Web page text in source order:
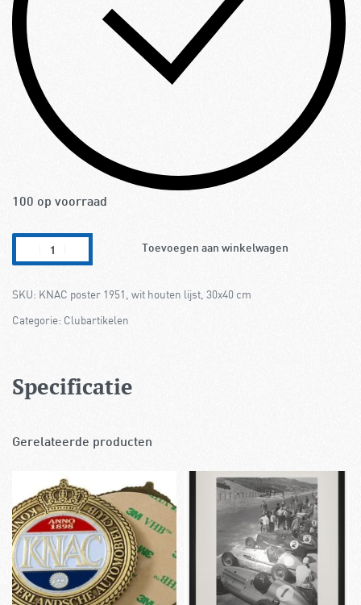
100 op voorraad
Toevoegen aan winkelwagen
KNAC poster 1951, wit houten lijst, 30x40 cm
Categorie: Clubartikelen
Specificatie
Gerelateerde producten